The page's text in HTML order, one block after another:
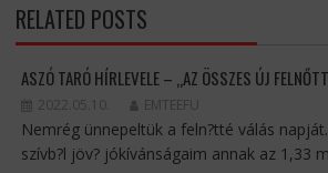
RELATED POSTS
ASZÓ TARÓ HÍRLEVELE – „AZ ÖSSZES ÚJ
2022.05.10. EMTEEFU
Nemrég ünnepeltük a feln?tté válás
szívb?l jöv? jókívánságaim annak az 1,33